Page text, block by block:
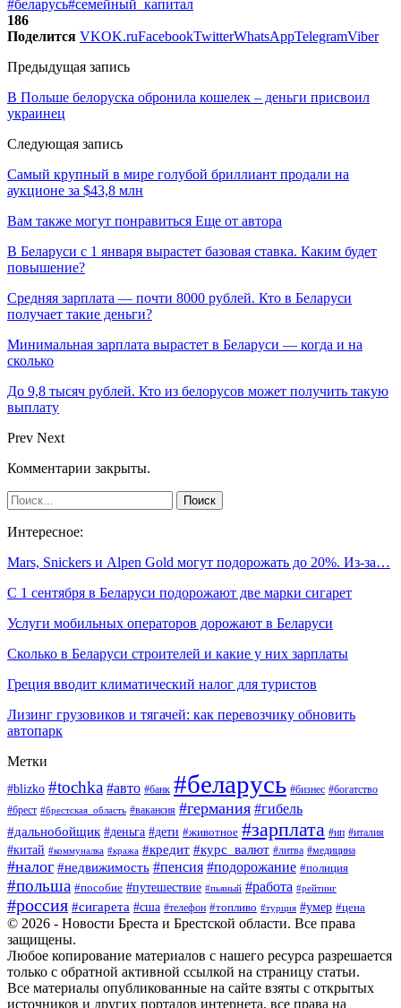
#беларусь#семейный_капитал
186
Поделится VKOK.ruFacebookTwitterWhatsAppTelegramViber
Предыдущая запись
В Польше белоруска обронила кошелек – деньги присвоил
украинец
Следующая запись
Самый крупный в мире голубой бриллиант продали на
аукционе за $43,8 млн
Вам также могут понравиться Еще от автора
В Беларуси с 1 января вырастет базовая ставка. Каким будет
повышение?
Средняя зарплата — почти 8000 рублей. Кто в Беларуси
получает такие деньги?
Минимальная зарплата вырастет в Беларуси — когда и на
сколько
До 9,8 тысяч рублей. Кто из белорусов может получить такую
выплату
Prev Next
Комментарии закрыты.
Интересное:
Mars, Snickers и Alpen Gold могут подорожать до 20%. Из-за…
С 1 сентября в Беларуси подорожают две марки сигарет
Услуги мобильных операторов дорожают в Беларуси
Сколько в Беларуси строителей и какие у них зарплаты
Греция вводит климатический налог для туристов
Лизинг грузовиков и тягачей: как перевозчику обновить
автопарк
Метки
#blizko #tochka #авто #банк #беларусь #бизнес #богатство
#брест #брестская_область #вакансия #германия #гибель
#дальнобойщик #деньга #дети #животное #зарплата #ип #италия
#китай #коммуналка #кража #кредит #курс_валют #литва #медицина
#налог #недвижимость #пенсия #подорожание #полиция
#польша #пособие #путешествие #пьяный #работа #рейтинг
#россия #сигарета #сша #телефон #топливо #турция #умер #цена
© 2026 - Новости Бреста и Брестской области. Все права
защищены.
Любое копирование материалов с нашего ресурса разрешается
только с обратной активной ссылкой на страницу статьи.
Все материалы опубликованные на сайте взяты с открытых
источников и других порталов интернета, все права на